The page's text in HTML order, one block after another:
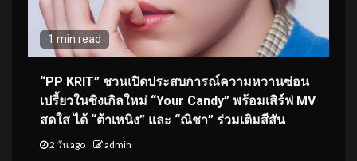
1 min read
“PP KRIT” ชวนเปิดประสบการณ์ความหวานซ่อน
เปรี้ยวในซิงเกิลใหม่ “Your Candy” พร้อมเสิร์ฟ MV
สดใส ได้ “ต้าเหนิง” และ “ณิชา” ร่วมเติมสีสัน
2 วัน ago admin